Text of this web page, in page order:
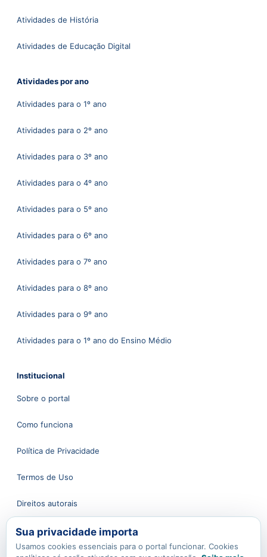
Atividades de História
Atividades de Educação Digital
Atividades por ano
Atividades para o 1º ano
Atividades para o 2º ano
Atividades para o 3º ano
Atividades para o 4º ano
Atividades para o 5º ano
Atividades para o 6º ano
Atividades para o 7º ano
Atividades para o 8º ano
Atividades para o 9º ano
Atividades para o 1º ano do Ensino Médio
Institucional
Sobre o portal
Como funciona
Política de Privacidade
Termos de Uso
Direitos autorais
Atendimento
Sua privacidade importa
Usamos cookies essenciais para o portal funcionar. Cookies